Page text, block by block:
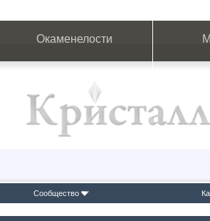
Окаменелости
Сообщество